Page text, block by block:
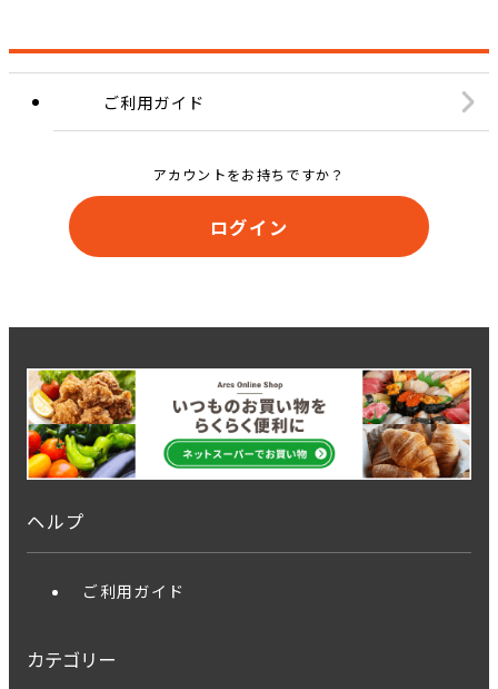
ご利用ガイド
アカウントをお持ちですか？
ログイン
ヘルプ
ご利用ガイド
カテゴリー